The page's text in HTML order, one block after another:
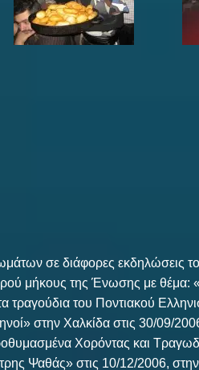
σε διάφορες εκδηλώσεις
μήκους της Ένωσης με θέμα:
τραγούδια του Ποντιακού
στην Χαλκίδα στις 30/09/
Χορόντας και
Ψαθάς» στις 10/12/2006,